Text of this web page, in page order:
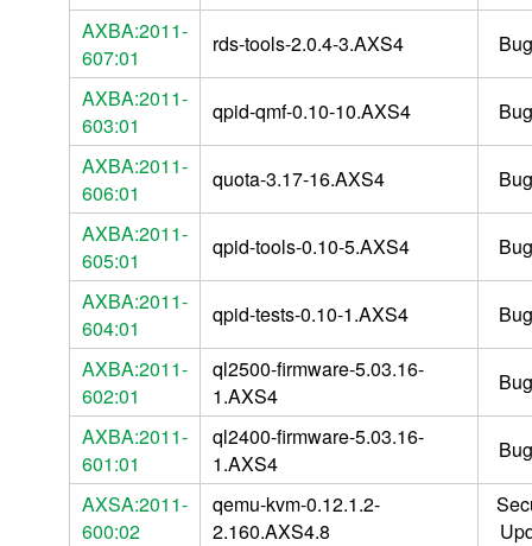
AXBA:2011-
607:01
rds-tools-2.0.4-3.AXS4
AXBA:2011-
603:01
qpid-qmf-0.10-10.AXS4
AXBA:2011-
606:01
quota-3.17-16.AXS4
AXBA:2011-
605:01
qpid-tools-0.10-5.AXS4
AXBA:2011-
604:01
qpid-tests-0.10-1.AXS4
AXBA:2011-
602:01
ql2500-firmware-5.03.16-
1.AXS4
AXBA:2011-
601:01
ql2400-firmware-5.03.16-
1.AXS4
AXSA:2011-
600:02
qemu-kvm-0.12.1.2-
2.160.AXS4.8